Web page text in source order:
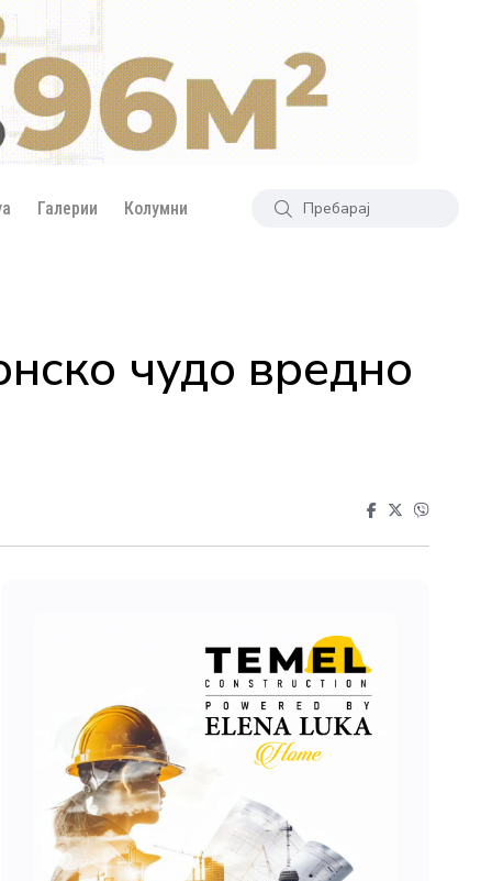
Галерии Колумни
чудо вредно